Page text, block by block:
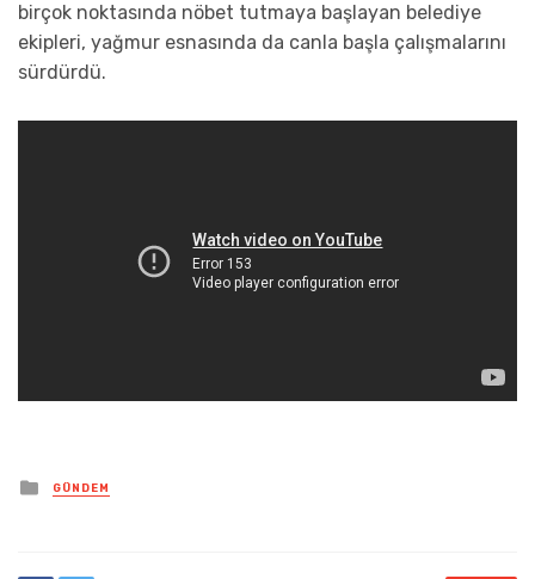
birçok noktasında nöbet tutmaya başlayan belediye
ekipleri, yağmur esnasında da canla başla çalışmalarını
sürdürdü.
Posted
in
GÜNDEM